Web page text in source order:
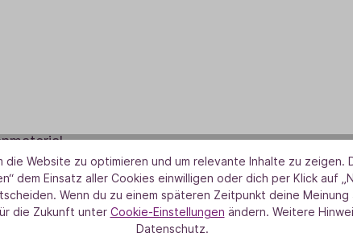
Reinheit und
der Ölgewinnung
die Website zu optimieren und um relevante Inhalte zu zeigen.
dem Einsatz aller Cookies einwilligen oder dich per Klick auf
Wenn du zu einem späteren Zeitpunkt deine
die Zukunft unter Cookie-Einstellungen ändern. Weitere
Datenschutz.